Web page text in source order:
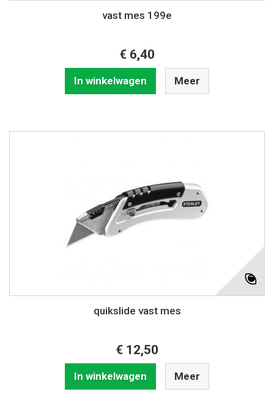
vast mes 199e
€ 6,40
In winkelwagen Meer
quikslide vast mes
€ 12,50
In winkelwagen Meer